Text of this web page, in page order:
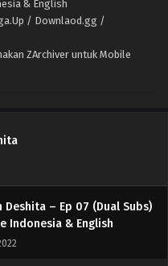
& English
/ Downlaod.gg /
ZArchiver untuk Mobile
Indonesia & English
– Ep 09 (Dual Subs)
Indonesia & English
Deshita – Ep 08 (Dual Subs)
Deshita – Ep 07 (Dual Subs)
Indonesia & English